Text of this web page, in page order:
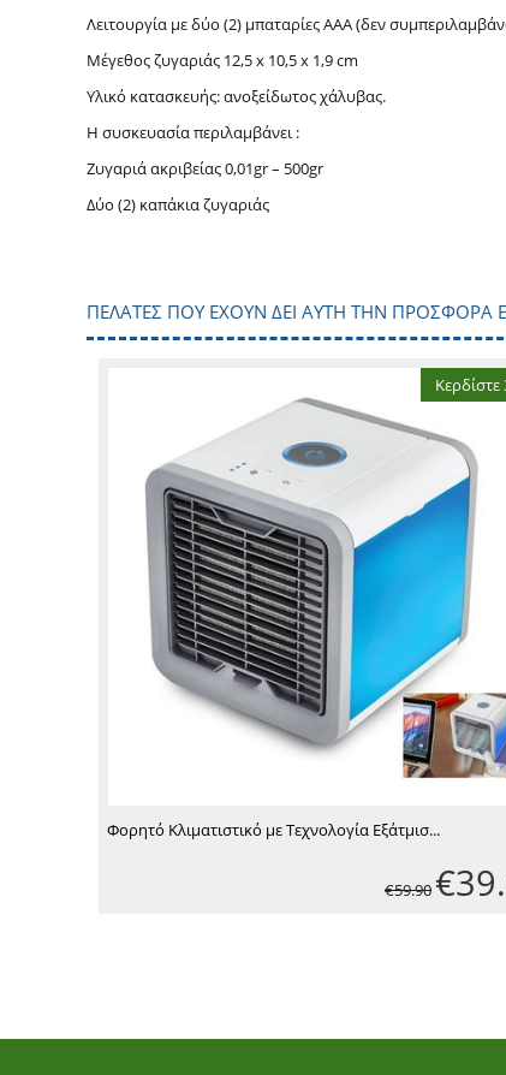
Λειτουργία με δύο (2) μπαταρίες ΑΑΑ (δεν
Μέγεθος ζυγαριάς 12,5 x 10,5 x 1,9 cm
Υλικό κατασκευής: ανοξείδωτος χάλυβας.
H συσκευασία περιλαμβάνει :
Ζυγαριά ακριβείας 0,01gr – 500gr
Δύο (2) καπάκια ζυγαριάς
ΠΕΛΆΤΕΣ ΠΟΥ ΈΧΟΥΝ ΔΕΙ ΑΥΤΉ ΤΗΝ ΠΡΟΣΦΟΡΆ
Κερδίστε
Φορητό Κλιματιστικό με Τεχνολογία Εξάτμισ...
€59.90 €